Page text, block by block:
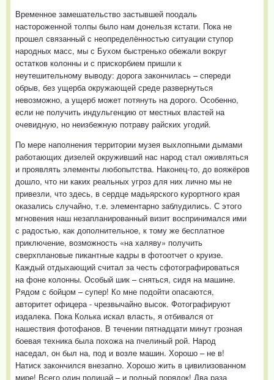
Временное замешательство застывшей поодаль
настороженной толпы было нам донельзя кстати. Пока не
прошел связанный с неопределённостью ситуации ступор
народных масс, мы с Бухом быстренько обежали вокруг
остатков колонны и с прискорбием пришли к
неутешительному выводу: дорога закончилась – спереди
обрыв, без ущерба окружающей среде развернуться
невозможно, а ущерб может потянуть на дорого. Особенно,
если не получить индульгенцию от местных властей на
очевидную, но неизбежную потраву райских угодий.
По мере наполнения территории музея выхлопными дымами
работающих дизелей окруживший нас народ стал оживляться
и проявлять элементы любопытства. Наконец-то, до вояжёров
дошло, что ни каких реальных угроз для них лично мы не
привезли, что здесь, в сердце мадьярского курортного края
оказались случайно, т.е. элементарно заблудились. С этого
мгновения наш незапланированный визит воспринимался ими
с радостью, как дополнительное, к тому же бесплатное
приключение, возможность «на халяву» получить
сверхплановые пикантные кадры в фотоотчет о круизе.
Каждый отдыхающий считал за честь сфотографироваться
на фоне колонны. Особый шик – сняться, сидя на машине.
Рядом с бойцом – супер! Ко мне подойти опасаются,
авторитет офицера - чрезвычайно высок. Фотографируют
издалека. Пока Колька искал власть, я отбивался от
нашествия фотофанов. В течении пятнадцати минут грозная
боевая техника была похожа на пчелиный рой. Народ
наседал, он был на, под и возле машин. Хорошо – не в!
Натиск закончился внезапно. Хорошо жить в цивилизованном
мире! Всего один полицай – и полный порядок! Два раза